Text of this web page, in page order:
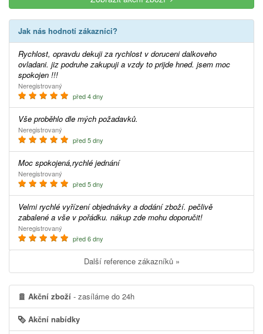
Jak nás hodnotí zákazníci?
Rychlost, opravdu dekuji za rychlost v doruceni dalkoveho
ovladani. jiz podruhe zakupuji a vzdy to prijde hned. jsem moc
spokojen !!!
Neregistrovaný
před 4 dny
Vše proběhlo dle mých požadavků.
Neregistrovaný
před 5 dny
Moc spokojená,rychlé jednání
Neregistrovaný
před 5 dny
Velmi rychlé vyřízení objednávky a dodání zboží. pečlivě
zabalené a vše v pořádku. nákup zde mohu doporučit!
Neregistrovaný
před 6 dny
Další reference zákazníků »
Akční zboží - zasíláme do 24h
Akční nabídky